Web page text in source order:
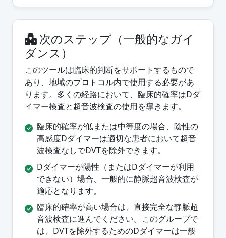
次のステップ（一般的なガイ
ダンス）
このツールは臨床的判断をサポートするもので
あり、地域のプロトコル内で使用する必要があ
ります。多くの経路において、臨床的確率はDダ
イマー検査と超音波検査の使用を導きます。
臨床的確率が低または中等度の場合、陰性の
高感度Dダイマーは適切な患者において超音
波検査なしでDVTを除外できます。
Dダイマーが陽性（またはDダイマーが利用
できない）場合、一般的に静脈超音波検査が
適応となります。
臨床的確率が高い場合は、直接完全な静脈超
音波検査に進んでください。このグループで
は、DVTを除外するためのDダイマーは一般